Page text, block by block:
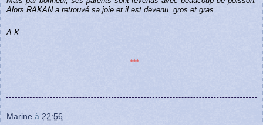
Alors RAKAN a retrouvé sa joie et il est devenu gros et gras.
A.K
***
Marine à 22:56